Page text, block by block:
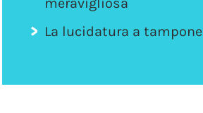
La lucidatura a tampone